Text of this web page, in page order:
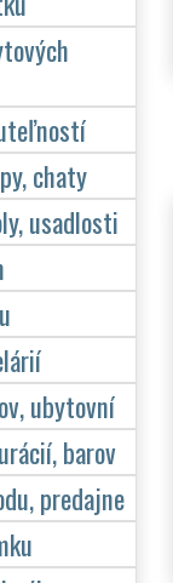
chaty
usadlosti
ubytovní
barov
predajne